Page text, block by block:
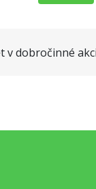
v dobročinné akci